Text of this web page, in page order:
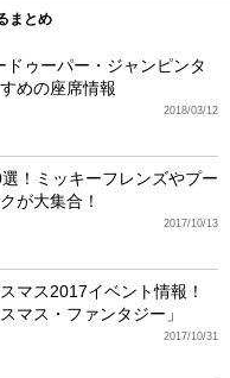
まとめ
ドゥーパー・ジャンピンタ
めの座席情報
2018/03/12
！ミッキーフレンズやプー
が大集合！
2017/10/13
マス2017イベント情報！
マス・ファンタジー」
2017/10/31